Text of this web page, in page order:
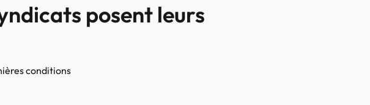
posent leurs
conditions